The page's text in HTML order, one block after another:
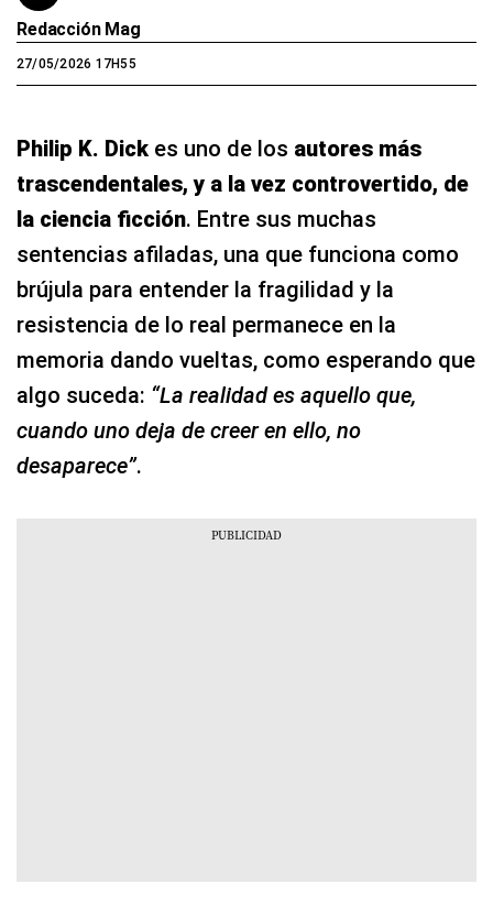
Redacción Mag
27/05/2026 17H55
Philip K. Dick es uno de los autores más
trascendentales, y a la vez controvertido, de
la ciencia ficción. Entre sus muchas
sentencias afiladas, una que funciona como
brújula para entender la fragilidad y la
resistencia de lo real permanece en la
memoria dando vueltas, como esperando que
algo suceda: “La realidad es aquello que,
cuando uno deja de creer en ello, no
desaparece”.